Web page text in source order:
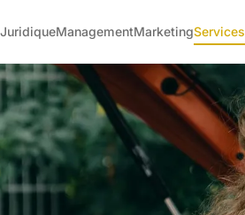
JuridiqueManagementMarketingServices